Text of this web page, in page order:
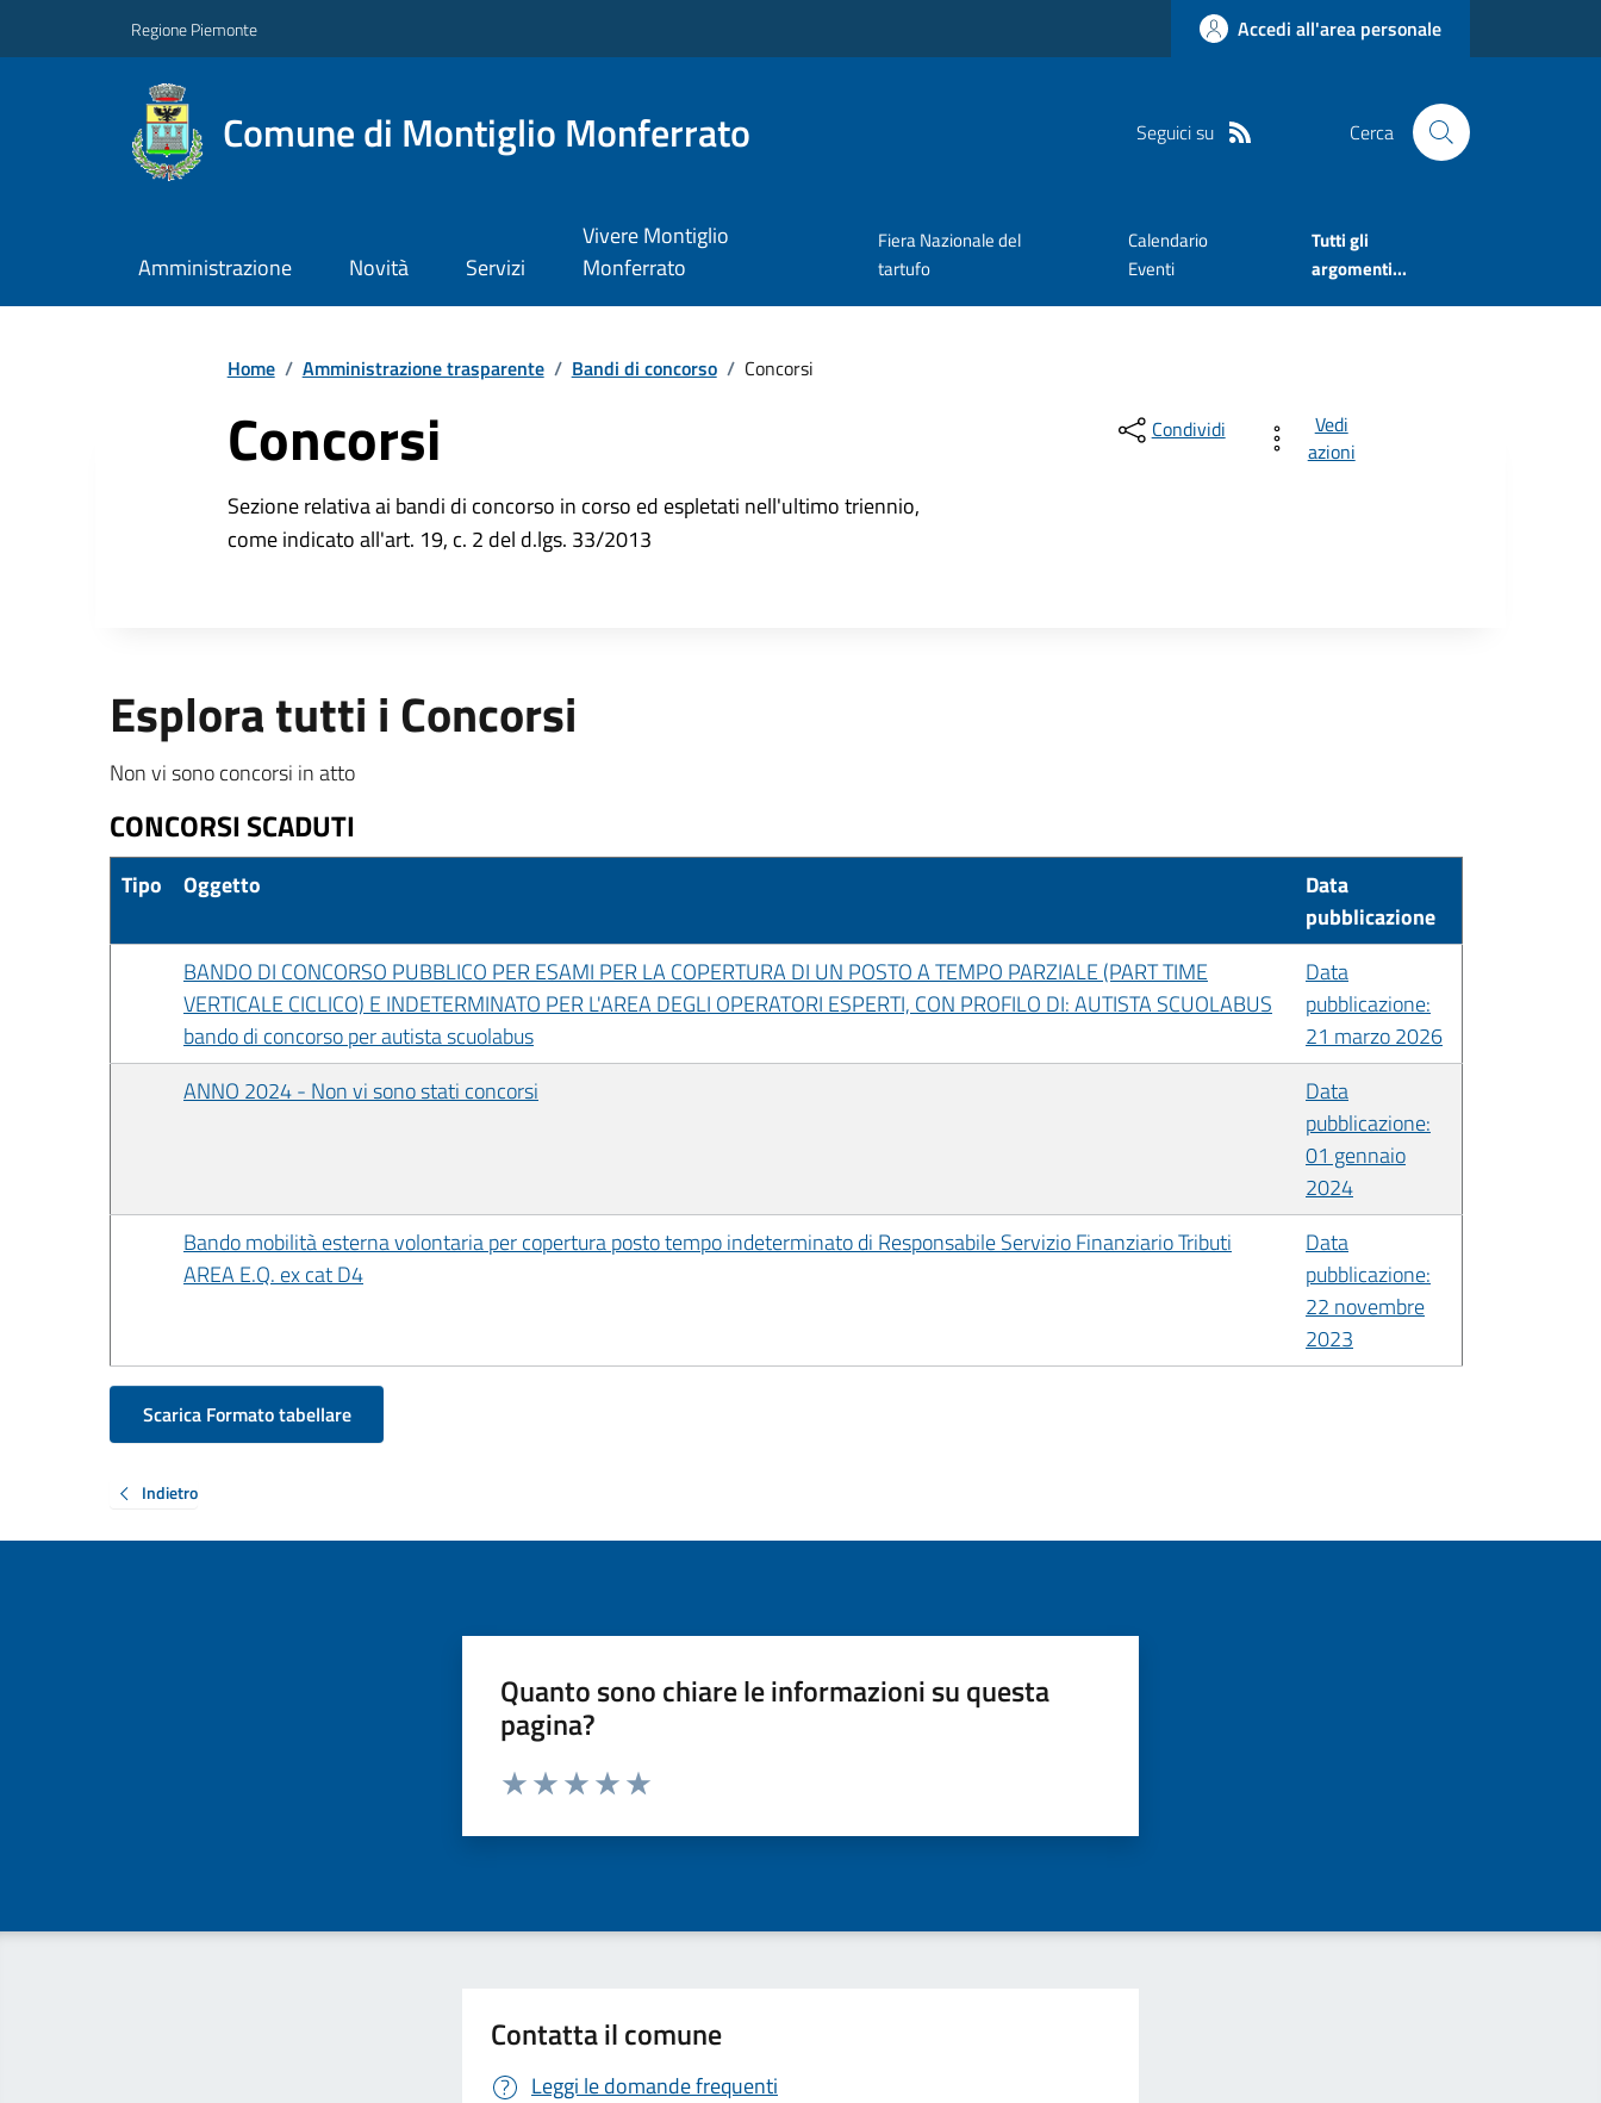
Regione Piemonte Accedi all'area personale
Comune di Montiglio Monferrato Seguici su Cerca
Amministrazione Novità Servizi
Vivere Montiglio
Monferrato
Fiera Nazionale del
tartufo
Calendario
Eventi
Tutti gli
argomenti...
Home / Amministrazione trasparente / Bandi di concorso / Concorsi
Concorsi
Sezione relativa ai bandi di concorso in corso ed espletati nell'ultimo triennio,
come indicato all'art. 19, c. 2 del d.lgs. 33/2013
Condividi
Vedi
azioni
Esplora tutti i Concorsi
Non vi sono concorsi in atto
CONCORSI SCADUTI
Tipo Oggetto
Data
pubblicazione
BANDO DI CONCORSO PUBBLICO PER ESAMI PER LA COPERTURA DI UN POSTO A TEMPO PARZIALE (PART TIME
VERTICALE CICLICO) E INDETERMINATO PER L'AREA DEGLI OPERATORI ESPERTI, CON PROFILO DI: AUTISTA SCUOLABUS
bando di concorso per autista scuolabus
Data
pubblicazione:
21 marzo 2026
ANNO 2024 - Non vi sono stati concorsi
Data
pubblicazione:
01 gennaio
2024
Bando mobilità esterna volontaria per copertura posto tempo indeterminato di Responsabile Servizio Finanziario Tributi
AREA E.Q. ex cat D4
Data
pubblicazione:
22 novembre
2023
Scarica Formato tabellare
Indietro
Quanto sono chiare le informazioni su questa
pagina?
Valuta da 1 a 5 stelle la pagina
Contatta il comune
Leggi le domande frequenti